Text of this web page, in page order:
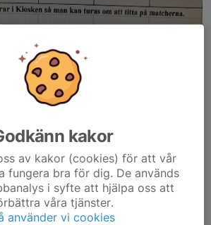
kakor
av kakor (cookies) för att vår
fungera bra för dig. De används
i syfte att hjälpa oss att
våra tjänster.
använder vi cookies